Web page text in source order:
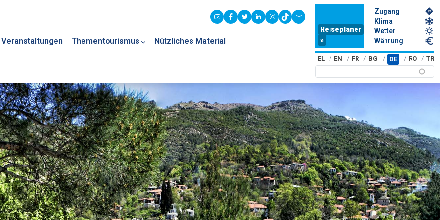
Veranstaltungen Thementourismus Nützliches Material
youtubefacebook
twitterlinkedininstagram
tiktokcontact
Reiseplaner
»
Zugang
Klima
Wetter
Währung
EL EN FR BG DE RO TR